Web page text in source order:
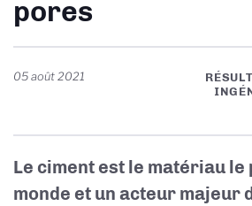
pores
05 août 2021
Le ciment est le matériau
monde et un acteur majeur